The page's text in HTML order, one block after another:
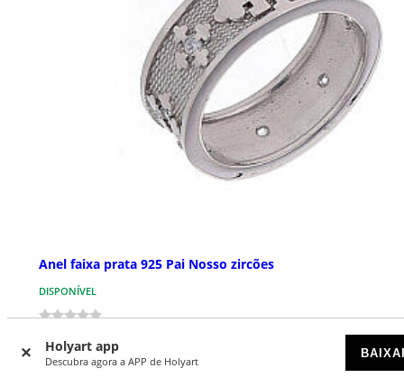
Holyart app
Descubra agora a APP de Holyart
Anel faixa prata 925 Pai Nosso zircões
DISPONÍVEL